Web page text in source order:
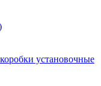
установочные